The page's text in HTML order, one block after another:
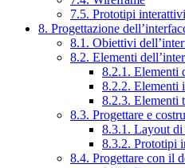
7.5. Prototipi interattivi
8. Progettazione
8.1. Obiettivi
8.2. Elementi
8.2.1. Elementi
8.2.2. Elementi
8.2.3. Elementi
8.3. Progettare e
8.3.1. Layout di
8.3.2. Prototipi
8.4. Progettare con il